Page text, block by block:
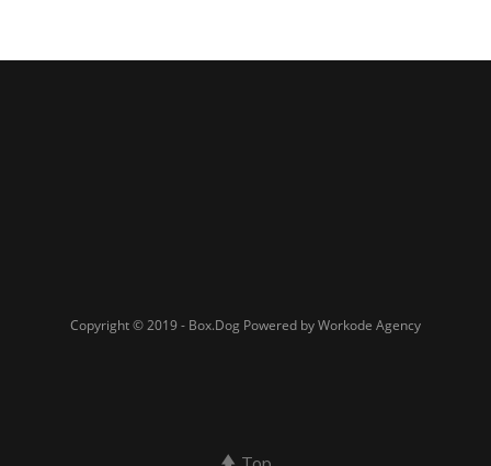
Copyright © 2019 - Box.Dog Powered by Workode Agency